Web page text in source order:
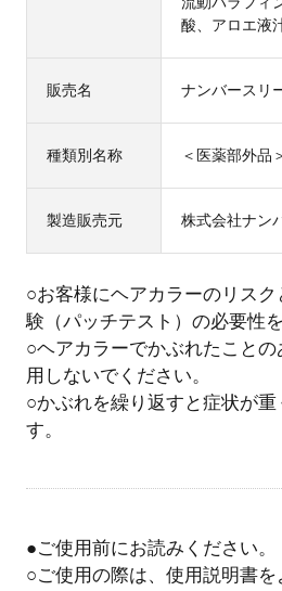
酸、アロエ液
販売名 ナンバースリ
種類別名称 ＜医薬部外品
製造販売元 株式会社ナン
○お客様にヘアカラーのリス
験（パッチテスト）の必要性
○ヘアカラーでかぶれたこと
用しないでください。
○かぶれを繰り返すと症状が重
す。
●ご使用前にお読みください。
○ご使用の際は、使用説明書